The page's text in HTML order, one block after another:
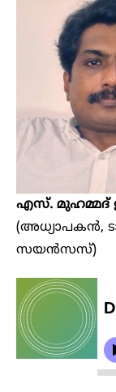
എസ്. മുഹമ്മദ്
(അധ്യാപകൻ,
സയൻസസ്)